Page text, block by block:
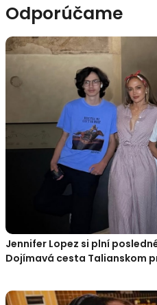
Odporúčame
Jennifer Lopez si plní
Dojímavá cesta Talianskom